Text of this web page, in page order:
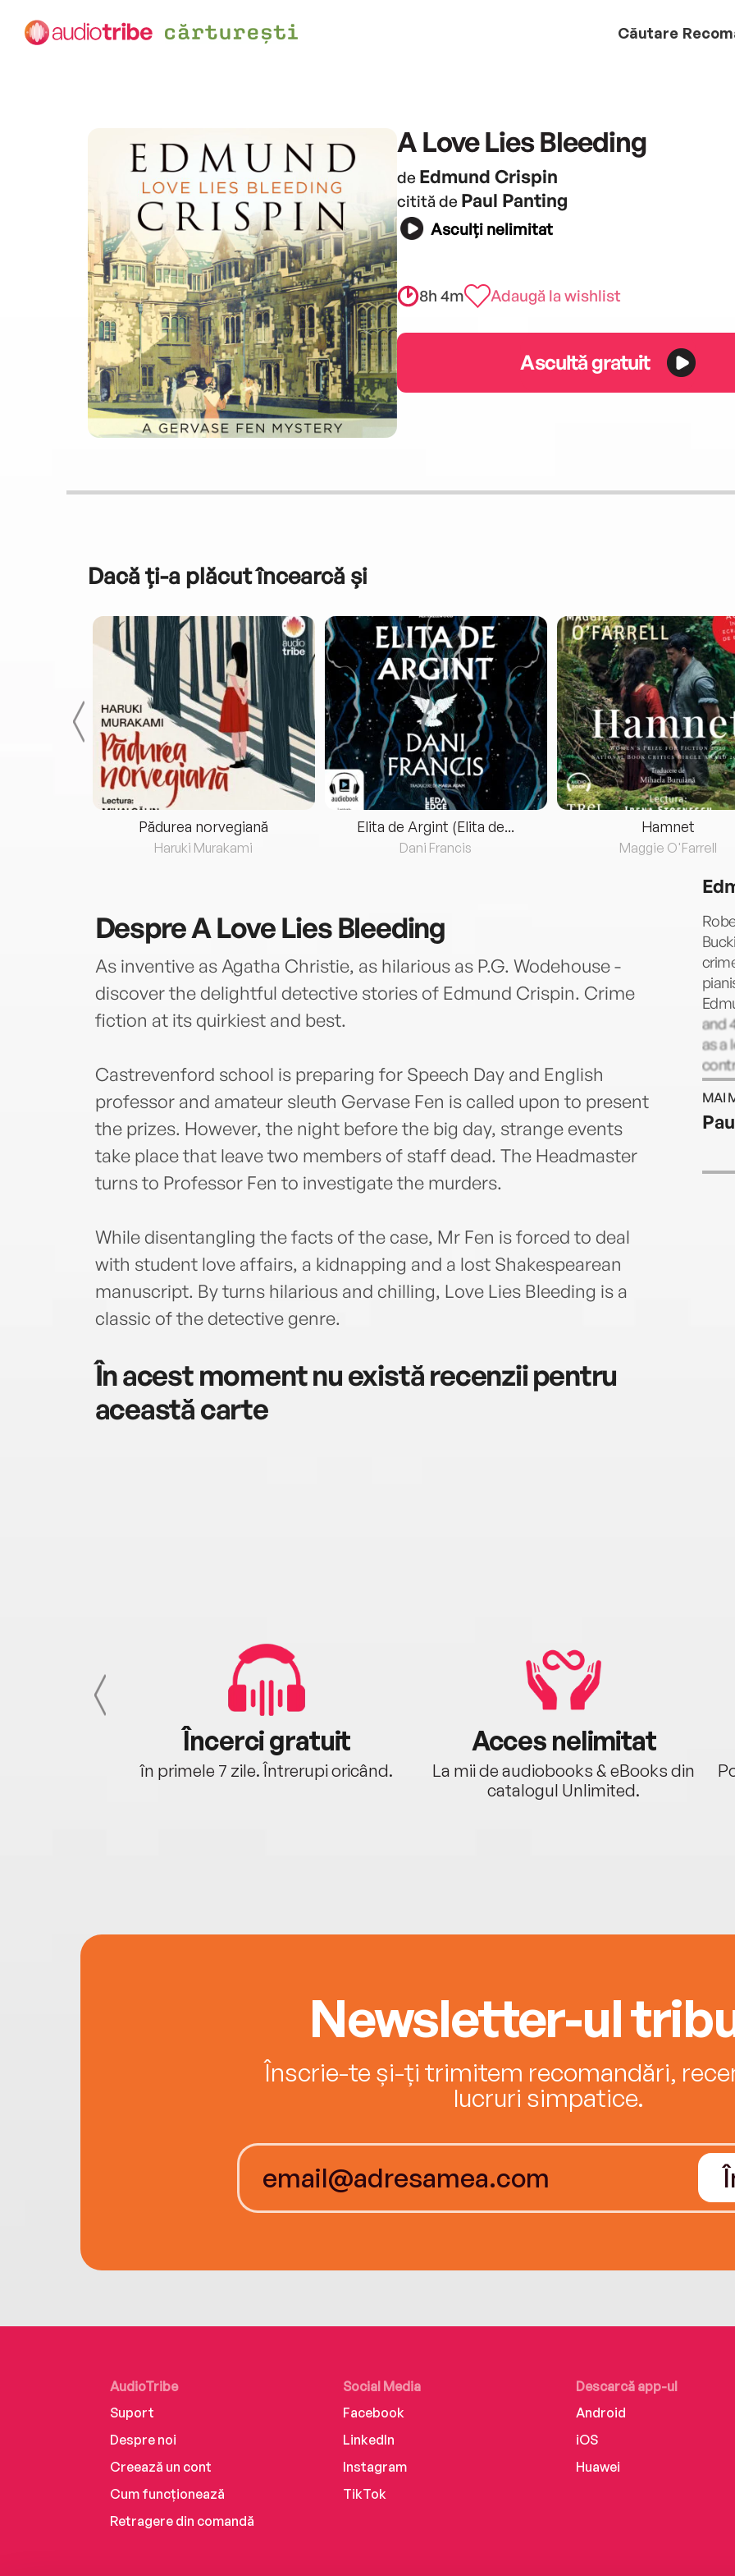
Căutare
A Love Lies Bleeding
de Edmund Crispin
citită de Paul Panting
Asculți nelimitat
8h 4m Adaugă la wishlist
Ascultă gratuit
Dacă ți-a plăcut încearcă și
Pădurea norvegiană
Haruki Murakami
Elita de Argint (Elita de...
Dani Francis
Hamnet
Maggie O'Farrell
DespreA Love Lies Bleeding
As inventive as Agatha Christie, as hilarious as P.G. Wodehouse -
discover the delightful detective stories of Edmund Crispin. Crime
fiction at its quirkiest and best.
Castrevenford school is preparing for Speech Day and English
professor and amateur sleuth Gervase Fen is called upon to present
the prizes. However, the night before the big day, strange events
take place that leave two members of staff dead. The Headmaster
turns to Professor Fen to investigate the murders.
While disentangling the facts of the case, Mr Fen is forced to deal
with student love affairs, a kidnapping and a lost Shakespearean
manuscript. By turns hilarious and chilling, Love Lies Bleeding is a
classic of the detective genre.
În acest moment nu există recenzii pentru
această carte
and
as a
the
MAI
Încerci gratuit
în primele 7 zile. Întrerupi oricând.
Acces nelimitat
La mii de audiobooks & eBooks din
catalogul Unlimited.
Newsletter-ul
Înscrie-te și-ți trimitem recomandări,
lucruri simpatice.
AudioTribe
Suport
Despre noi
Creează un cont
Cum funcționează
Retragere din comandă
Social Media
Facebook
LinkedIn
Instagram
TikTok
Descarcă app-ul
Android
iOS
Huawei